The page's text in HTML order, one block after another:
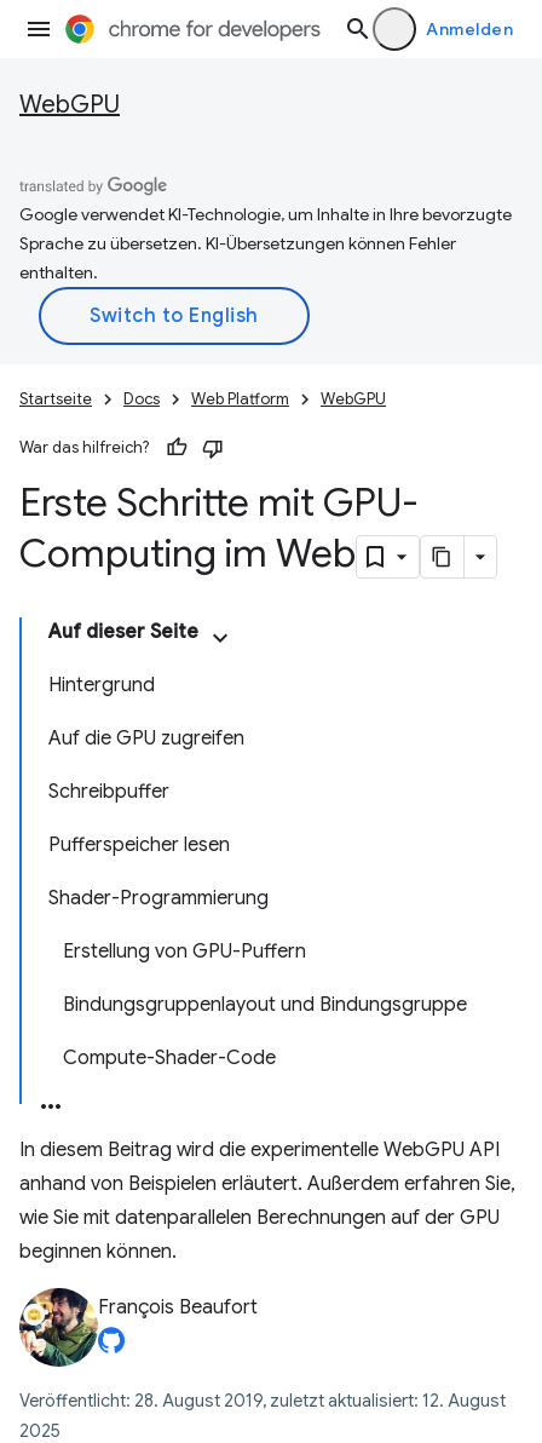
Anmelden
WebGPU
Google verwendet KI-Technologie, um Inhalte in Ihre bevorzugte
Sprache zu übersetzen. KI-Übersetzungen können Fehler
enthalten.
Startseite Docs Web Platform WebGPU
War das hilfreich?
Erste Schritte mit GPU-
Computing im Web
Auf dieser Seite
Hintergrund
Auf die GPU zugreifen
Schreibpuffer
Pufferspeicher lesen
Shader-Programmierung
Erstellung von GPU-Puffern
Bindungsgruppenlayout und Bindungsgruppe
Compute-Shader-Code
In diesem Beitrag wird die experimentelle WebGPU API
anhand von Beispielen erläutert. Außerdem erfahren Sie,
wie Sie mit datenparallelen Berechnungen auf der GPU
beginnen können.
François Beaufort
Veröffentlicht: 28. August 2019, zuletzt aktualisiert: 12. August
2025